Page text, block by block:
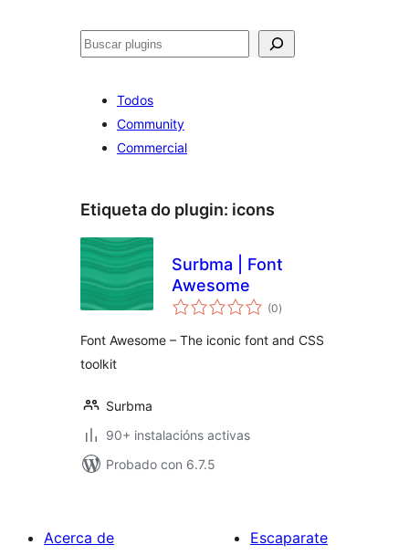
Buscar
Todos
Community
Commercial
Etiqueta do plugin: icons
Surbma | Font
Awesome
(0valoracións
totais
)
Font Awesome – The iconic font and CSS
toolkit
Surbma
90+ instalacións activas
Probado con 6.7.5
Acerca de
Escaparate